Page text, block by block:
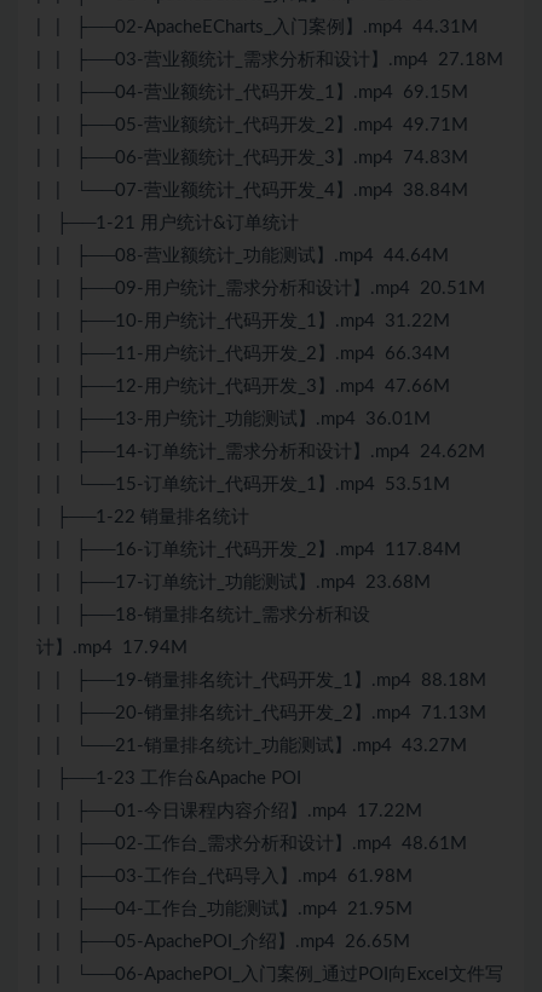
| | ├──02-ApacheECharts_入门案例】.mp4 44.31M
| | ├──03-营业额统计_需求分析和设计】.mp4 27.18M
| | ├──04-营业额统计_代码开发_1】.mp4 69.15M
| | ├──05-营业额统计_代码开发_2】.mp4 49.71M
| | ├──06-营业额统计_代码开发_3】.mp4 74.83M
| | └──07-营业额统计_代码开发_4】.mp4 38.84M
| ├──1-21 用户统计&订单统计
| | ├──08-营业额统计_功能测试】.mp4 44.64M
| | ├──09-用户统计_需求分析和设计】.mp4 20.51M
| | ├──10-用户统计_代码开发_1】.mp4 31.22M
| | ├──11-用户统计_代码开发_2】.mp4 66.34M
| | ├──12-用户统计_代码开发_3】.mp4 47.66M
| | ├──13-用户统计_功能测试】.mp4 36.01M
| | ├──14-订单统计_需求分析和设计】.mp4 24.62M
| | └──15-订单统计_代码开发_1】.mp4 53.51M
| ├──1-22 销量排名统计
| | ├──16-订单统计_代码开发_2】.mp4 117.84M
| | ├──17-订单统计_功能测试】.mp4 23.68M
| | ├──18-销量排名统计_需求分析和设
计】.mp4 17.94M
| | ├──19-销量排名统计_代码开发_1】.mp4 88.18M
| | ├──20-销量排名统计_代码开发_2】.mp4 71.13M
| | └──21-销量排名统计_功能测试】.mp4 43.27M
| ├──1-23 工作台&Apache POI
| | ├──01-今日课程内容介绍】.mp4 17.22M
| | ├──02-工作台_需求分析和设计】.mp4 48.61M
| | ├──03-工作台_代码导入】.mp4 61.98M
| | ├──04-工作台_功能测试】.mp4 21.95M
| | ├──05-ApachePOI_介绍】.mp4 26.65M
| | └──06-ApachePOI_入门案例_通过POI向Excel文件写